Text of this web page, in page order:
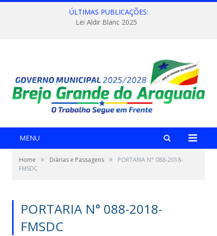
ÚLTIMAS PUBLICAÇÕES:
Lei Aldir Blanc 2025
MENU
Home » Diárias e Passagens »
PORTARIA N° 088-2018-
FMSDC
PORTARIA N° 088-2018-
FMSDC